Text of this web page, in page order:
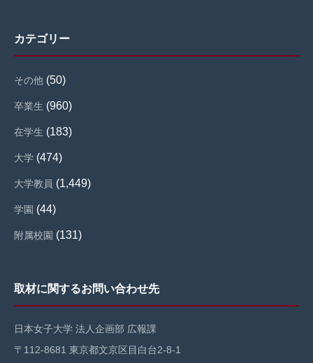
カテゴリー
その他 (50)
卒業生 (960)
在学生 (183)
大学 (474)
大学教員 (1,449)
学園 (44)
附属校園 (131)
取材に関するお問い合わせ先
日本女子大学 法人企画部 広報課
〒112-8681 東京都文京区目白台2-8-1